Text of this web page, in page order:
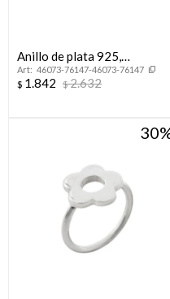
Anillo de plata 925,
ESTRELLA.
46073-76147-46073-76147
$ 1.842 $2.632
30